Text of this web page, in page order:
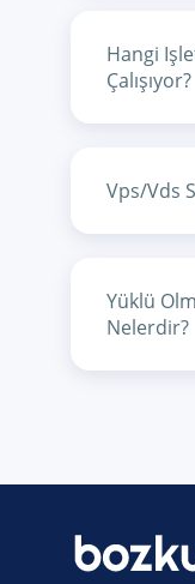
Hangi
Çalışıyor?
Vps/vds
Yüklü
Nelerdir?